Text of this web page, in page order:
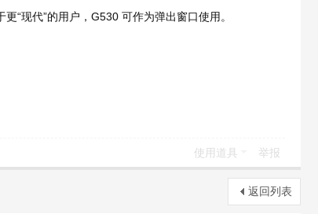
“现代”的用户，G530 可作为弹出窗口使用。
使用道具 举报
返回列表